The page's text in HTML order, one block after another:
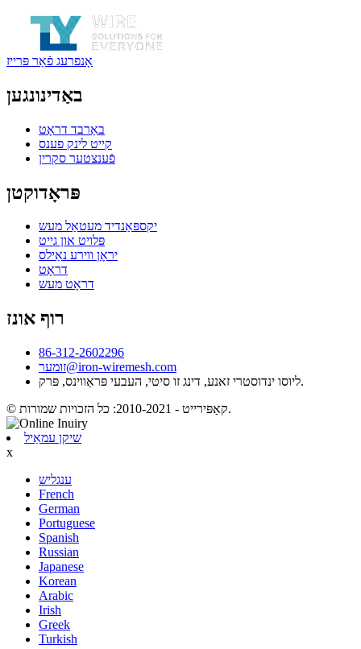
אָנפרעג פֿאַר פּרייז
באַדינונגען
באַרבד דראָט
קייט לינק פענס
פֿענצטער סקרין
פּראָדוקטן
יקספּאַנדיד מעטאַל מעש
פּלויט און גייט
יראָן ווירע נאַילס
דראָט
דראָט מעש
רוף אונז
86-312-2602296
זומער@iron-wiremesh.com
ליוסו ינדוסטרי זאנע, דינג זו סיטי, העבעי פּראַווינס, פּרק.
© קאַפּירייט - 2010-2021: כל הזכויות שמורות.
שיקן עמאַיל
x
ענגליש
French
German
Portuguese
Spanish
Russian
Japanese
Korean
Arabic
Irish
Greek
Turkish